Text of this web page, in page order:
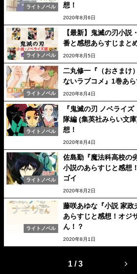
ライトノベル
想！
2020年8月6日
ライトノベル
【最新】鬼滅の刃小説
番と感想あらすじまと
2020年8月5日
ライトノベル
二丸修一『（おさまけ
ないラブコメ』1巻あら
2020年8月4日
ライトノベル
『鬼滅の刃 ノベライ
隊編 (集英社みらい文
想！
2020年8月4日
ライトノベル
佐島勤『魔法科高校の
小説のあらすじと感想
ゴイ
2020年8月2日
ライトノベル
藤咲あゆな『小説 家政
あらすじと感想！オジ
ん！？
2020年8月1日
1 / 3